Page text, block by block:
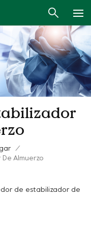
/
Almuerzo
de estabilizador de